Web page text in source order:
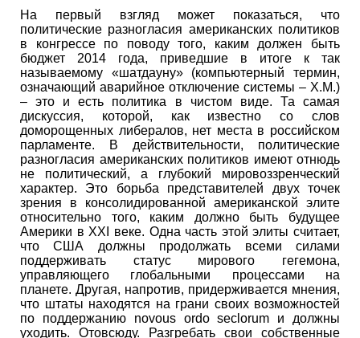
На первый взгляд может показаться, что
политические разногласия американских политиков
в конгрессе по поводу того, каким должен быть
бюджет 2014 года, приведшие в итоге к так
называемому «шатдауну» (компьютерный термин,
означающий аварийное отключение системы – Х.М.)
– это и есть политика в чистом виде. Та самая
дискуссия, которой, как известно со слов
доморощенных либералов, нет места в российском
парламенте. В действительности, политические
разногласия американских политиков имеют отнюдь
не политический, а глубокий мировоззренческий
характер. Это борьба представителей двух точек
зрения в консолидированной американской элите
относительно того, каким должно быть будущее
Америки в XXI веке. Одна часть этой элиты считает,
что США должны продолжать всеми силами
поддерживать статус мирового гегемона,
управляющего глобальными процессами на
планете. Другая, напротив, придерживается мнения,
что штаты находятся на грани своих возможностей
по поддержанию novous ordo seclorum и должны
уходить. Отовсюду. Разгребать свои собственные